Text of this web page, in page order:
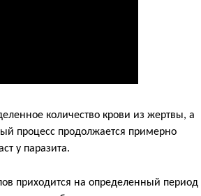
количество крови из жертвы, а
процесс продолжается примерно
у паразита.
приходится на определенный период